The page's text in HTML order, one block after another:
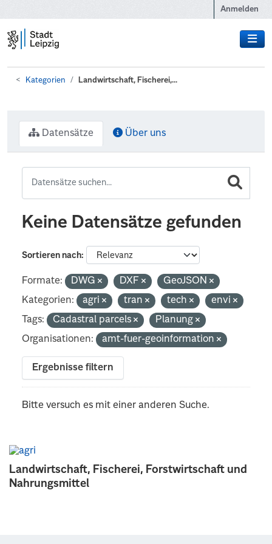
Anmelden
Kategorien Landwirtschaft, Fischerei,...
Landwirtschaft, Fischerei, Forstwirtschaft und
Nahrungsmittel
Datensätze Über uns
Keine Datensätze gefunden
Sortieren nach
Formate: DWG DXF
GeoJSON
Kategorien:
agri tran tech
envi
Tags:
Cadastral parcels
Planung
Organisationen:
amt-fuer-geoinformation
Ergebnisse filtern
Bitte versuch es mit einer anderen Suche.